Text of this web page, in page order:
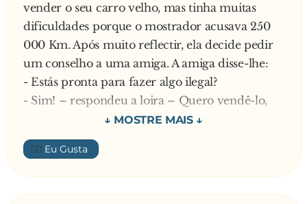
vender o seu carro velho, mas tinha muitas
dificuldades porque o mostrador acusava 250
000 Km. Após muito reflectir, ela decide pedir
um conselho a uma amiga. A amiga disse-lhe:
- Estás pronta para fazer algo ilegal?
- Sim! – respondeu a loira – Quero vendê-lo,
custe o que custar!
E a amiga continuo:
- Então, vais ter com o meu amigo Toni que é
mecânico. Ele vai colocar o teu contador de
quilometragem em 50.000 Km.
👍🏼